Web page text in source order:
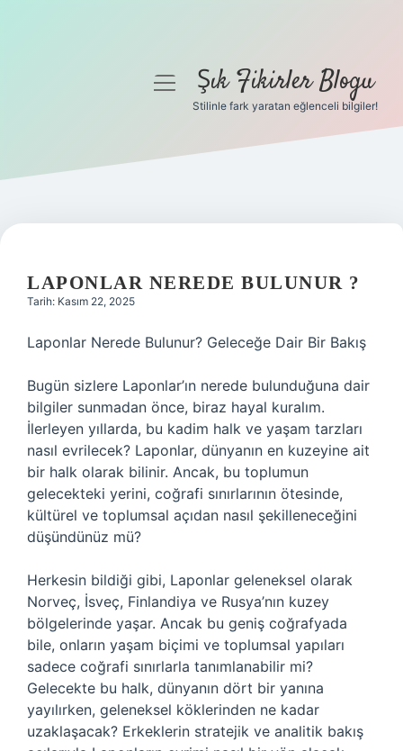
Gizlilik Politikası
Yasal Uyarı
menüyüŞık Fikirler Blogu
Stilinle fark yaratan eğlenceli bilgiler!
LAPONLAR NEREDE BULUNUR ?
Tarih: Kasım 22, 2025
Laponlar Nerede Bulunur? Geleceğe Dair Bir Bakış
Bugün sizlere Laponlar’ın nerede bulunduğuna dair
bilgiler sunmadan önce, biraz hayal kuralım.
İlerleyen yıllarda, bu kadim halk ve yaşam tarzları
nasıl evrilecek? Laponlar, dünyanın en kuzeyine ait
bir halk olarak bilinir. Ancak, bu toplumun
gelecekteki yerini, coğrafi sınırlarının ötesinde,
kültürel ve toplumsal açıdan nasıl şekilleneceğini
düşündünüz mü?
Herkesin bildiği gibi, Laponlar geleneksel olarak
Norveç, İsveç, Finlandiya ve Rusya’nın kuzey
bölgelerinde yaşar. Ancak bu geniş coğrafyada
bile, onların yaşam biçimi ve toplumsal yapıları
sadece coğrafi sınırlarla tanımlanabilir mi?
Gelecekte bu halk, dünyanın dört bir yanına
yayılırken, geleneksel köklerinden ne kadar
uzaklaşacak? Erkeklerin stratejik ve analitik bakış